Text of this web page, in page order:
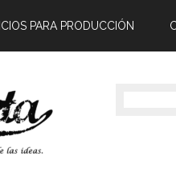
PARA PRODUCCIÓN